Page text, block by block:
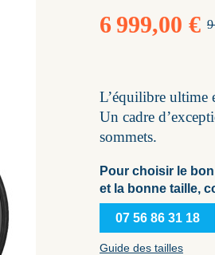
6 999,00 €
L’équilibre ultime
Un cadre
sommets.
Pour choisir le
et la bonne taille,
07 56 86 31 18
Guide des tailles